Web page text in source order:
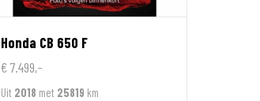
Honda CB 650 F
€ 7.499,-
Uit 2018 met 25819 km